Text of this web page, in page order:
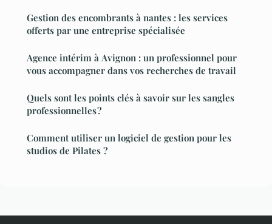
Gestion des encombrants à nantes : les services
offerts par une entreprise spécialisée
Agence intérim à Avignon : un professionnel pour
vous accompagner dans vos recherches de travail
Quels sont les points clés à savoir sur les sangles
professionnelles ?
Comment utiliser un logiciel de gestion pour les
studios de Pilates ?